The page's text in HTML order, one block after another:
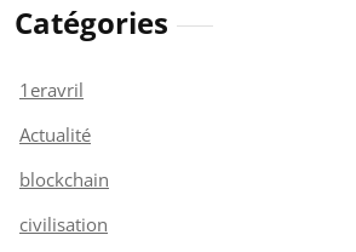
Catégories
1eravril
Actualité
blockchain
civilisation